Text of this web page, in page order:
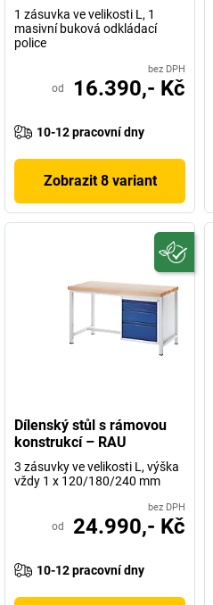
1 zásuvka ve velikosti L, 1
masivní buková odkládací
police
bez DPH
od 16.390,- Kč
10-12 pracovní dny
Zobrazit 8 variant
Dílenský stůl s rámovou
konstrukcí – RAU
3 zásuvky ve velikosti L, výška
vždy 1 x 120/180/240 mm
bez DPH
od 24.990,- Kč
10-12 pracovní dny